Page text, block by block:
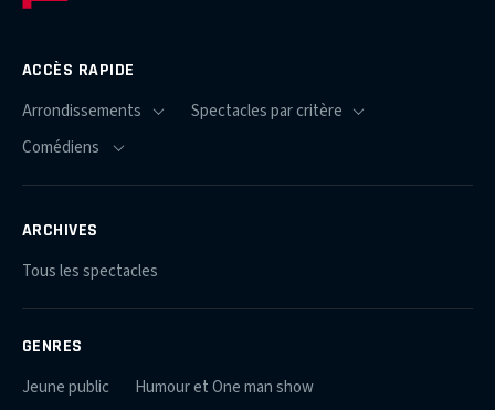
ACCÈS RAPIDE
ARCHIVES
Tous les spectacles
GENRES
Jeune public
Humour et One man show